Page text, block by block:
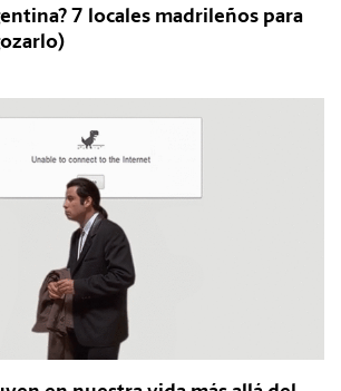
7 locales madrileños para